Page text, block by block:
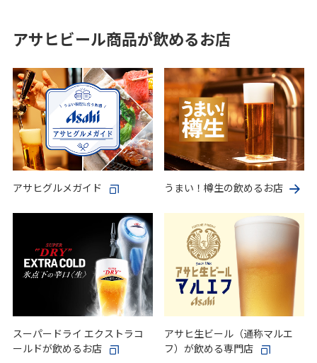
アサヒビール商品が飲めるお店
アサヒグルメガイド うまい！樽生の飲めるお店
スーパードライ エクストラコ
ールドが飲めるお店
アサヒ生ビール（通称マルエ
フ）が飲める専門店